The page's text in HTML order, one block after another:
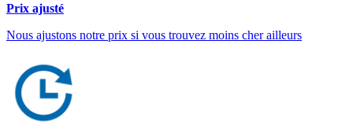
Prix ajusté
Nous ajustons notre prix si vous trouvez moins cher ailleurs